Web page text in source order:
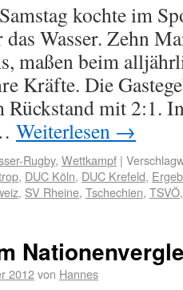
kochte im
Wasser. Zehn
maßen beim
Kräfte. Die
Rückstand mit 2:1.
Weiterlesen →
Rugby, Wettkampf |
, DUC Köln, DUC Krefeld,
, SV Rheine, Tschechien, TSVÖ
2012von Hannes